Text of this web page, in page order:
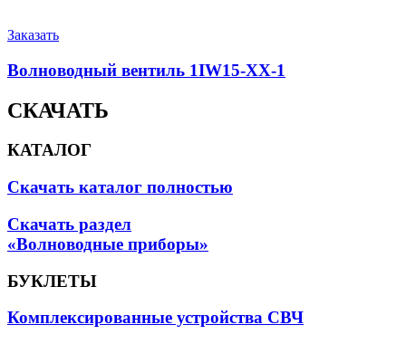
Заказать
Волноводный вентиль 1IW15-XX-1
СКАЧАТЬ
КАТАЛОГ
Скачать каталог полностью
Скачать раздел
«Волноводные приборы»
БУКЛЕТЫ
Комплексированные устройства СВЧ